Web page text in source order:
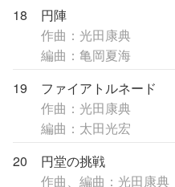
18
円陣
作曲：光田康典
編曲：亀岡夏海
19
ファイアトルネード
作曲：光田康典
編曲：太田光宏
20
円堂の挑戦
作曲、編曲：光田康典